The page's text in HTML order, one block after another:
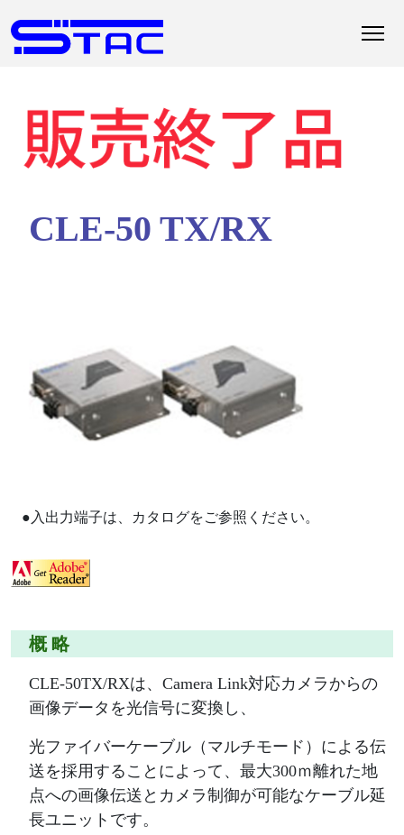
CLE-50 TX/RX
●入出力端子は、カタログをご参照ください。
概 略
CLE-50TX/RXは、Camera Link対応カメラからの
画像データを光信号に変換し、
光ファイバーケーブル（マルチモード）による伝
送を採用することによって、最大300ｍ離れた地
点への画像伝送とカメラ制御が可能なケーブル延
長ユニットです。